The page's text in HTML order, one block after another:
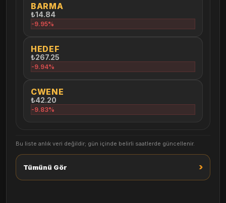
BARMA
₺14.84
-9.95%
HEDEF
₺267.25
-9.94%
CWENE
₺42.20
-9.83%
Bu liste anlık veri değildir; gün içinde belirli saatlerde güncellenir.
Tümünü Gör ›